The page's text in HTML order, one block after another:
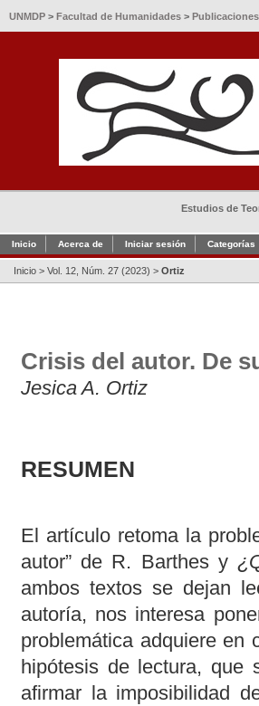
UNMDP > Facultad de Humanidades > Publicaciones
Estudios de
Inicio Acerca de Iniciar sesión Categorías
Inicio > Vol. 12, Núm. 27 (2023) > Ortiz
Crisis del autor. De
Jesica A. Ortiz
RESUMEN
El artículo retoma la
autor” de R. Barthes y
ambos textos se dejan
autoría, nos interesa
problemática adquiere en
hipótesis de lectura, que
afirmar la imposibilidad